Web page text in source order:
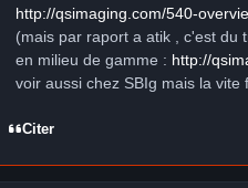
http://qsimaging.com/540-
(mais par raport a atik , c'est du
en milieu de gamme : http://
voir aussi chez SBIg mais la vite
Citer